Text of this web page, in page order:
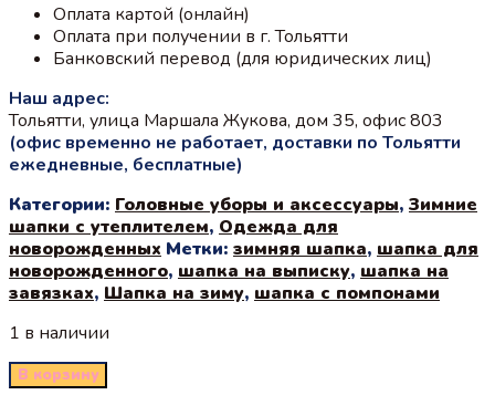
Оплата картой (онлайн)
Оплата при получении в г. Тольятти
Банковский перевод (для юридических лиц)
Наш адрес:
Тольятти, улица Маршала Жукова, дом 35, офис 803
(офис временно не работает, доставки по Тольятти
ежедневные, бесплатные)
Категории: Головные уборы и аксессуары, Зимние
шапки с утеплителем, Одежда для
новорожденных Метки: зимняя шапка, шапка для
новорожденного, шапка на выписку, шапка на
завязках, Шапка на зиму, шапка с помпонами
1 в наличии
В корзину